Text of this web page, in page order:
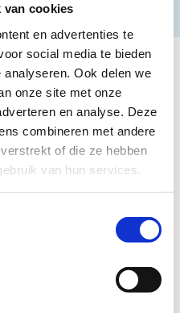
van cookies
en advertenties te
social media te bieden
Ook delen we
onze site met onze
en analyse. Deze
combineren met andere
of die ze hebben
van hun services.
formulier in en wij nemen zo
hoeft hiervoor nog geen
op
op om jouw vraag te